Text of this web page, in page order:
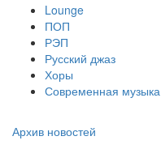
Lounge
ПОП
РЭП
Русский джаз
Хоры
Современная музыка
Архив новостей